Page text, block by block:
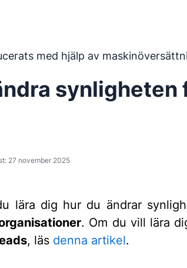
med hjälp av ett
med hjälp av
synligheten
27 november 2025
lära dig hur du ändrar
. Om du vill lära
, läs denna artikel.